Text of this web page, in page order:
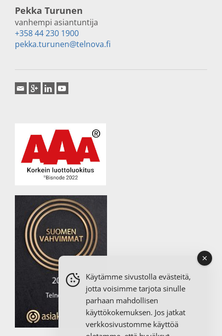
Pekka Turunen
vanhempi asiantuntija
+358 44 230 1900
pekka.turunen@telnova.fi
Käytämme sivustolla evästeitä,
jotta voisimme tarjota sinulle
parhaan mahdollisen
käyttökokemuksen. Jos jatkat
verkkosivustomme käyttöä